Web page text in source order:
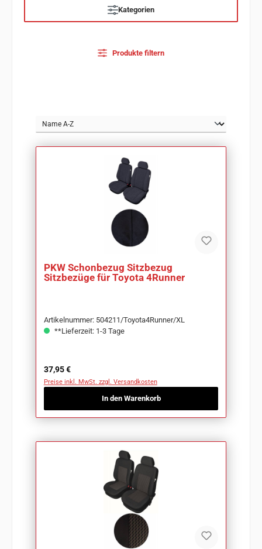
Kategorien
Produkte filtern
PKW Schonbezug Sitzbezug
Sitzbezüge für Toyota 4Runner
Artikelnummer: 504211/Toyota4Runner/XL
**Lieferzeit: 1-3 Tage
Regulärer Preis:
37,95 €
Preise inkl. MwSt. zzgl. Versandkosten
In den Warenkorb